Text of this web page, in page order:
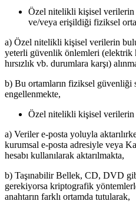
Özel nitelikli kişisel
ve/veya erişildiği fiziksel
a) Özel nitelikli kişisel verilerin
yeterli güvenlik önlemleri (elektrik
hırsızlık vb. durumlara karşı)
b) Bu ortamların fiziksel güvenliği
engellenmekte,
Özel nitelikli kişisel verilerin
a) Veriler e-posta yoluyla
kurumsal e-posta adresiyle veya
hesabı kullanılarak aktarılmakta,
b) Taşınabilir Bellek, CD, DVD
gerekiyorsa kriptografik
anahtarın farklı ortamda tutularak,